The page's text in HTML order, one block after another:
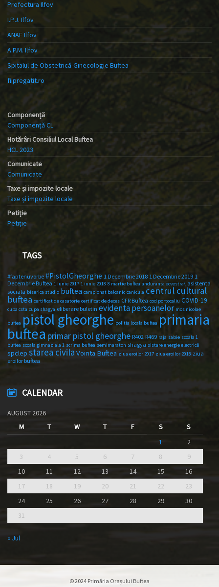
Prefectura Ilfov
I.P.J. Ilfov
ANAF Ilfov
A.P.M. Ilfov
Spitalul de Obstetrică-Ginecologie Buftea
fiipregatit.ro
Componență
Componență CL
Hotărâri Consiliul Local Buftea
HCL 2023
Comunicate
Comunicate
Taxe și impozite locale
Taxe și impozite locale
Petiție
Petiție
TAGS
#faptenuvorbe #PistolGheorghe 1 Decembrie 2018 1 Decembrie 2019 1
Decembrie Buftea 1 iunie 2017 1 iunie 2018 8 martie buftea anduranta ecvestra\ asistenta
sociala biserica studio buftea campionat balcanic canicula centrul cultural
buftea certificat de casatorie certificat de deces CFR Buftea cod portocaliu COVID-19
cupa csta cupa shagya eliberare buletin evidenta persoanelor mos nicolae
buftea pistol gheorghe politia locala buftea primaria
buftea primar pistol gheorghe R402 R469 raja sabie scoala 1
buftea scoala gimnaziala 1 scrima buftea semimaraton shagya sistare energie electrică
spclep starea civila Vointa Buftea ziua eroilor 2017 ziua eroilor 2018 ziua
eroilor buftea
CALENDAR
AUGUST 2026
M
T W T F S
S
1
2
3
4 5 6 7 8
9
10
11 12 13 14 15
16
17
18 19 20 21 22
23
24
25 26 27 28 29
30
31
« Jul
© 2024 Primăria Orașului Buftea